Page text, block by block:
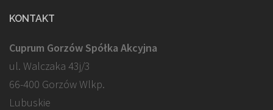
KONTAKT
Cuprum Gorzów Spółka Akcyjna
ul. Walczaka 43j/3
66-400 Gorzów Wlkp.
Lubuskie